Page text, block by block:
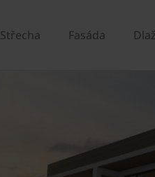
Střecha Fasáda